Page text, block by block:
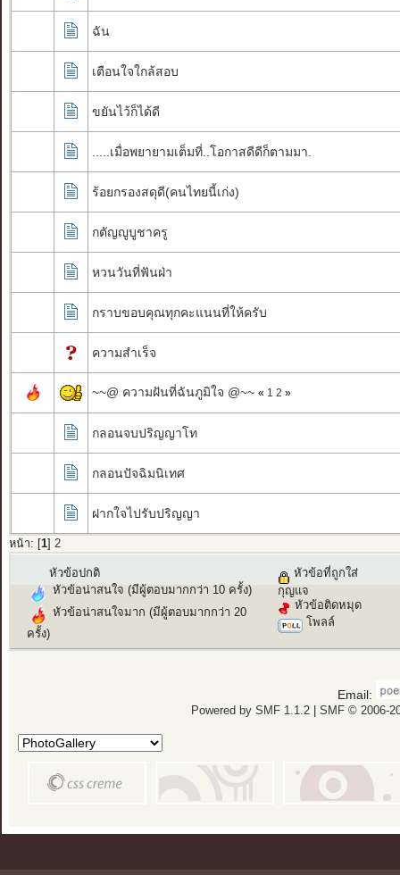
ฉัน
เตือนใจใกล้สอบ
ขยันไว้ก็ได้ดี
.....เมื่อพยายามเต็มที่..โอกาสดีดีก็ตามมา.
ร้อยกรองสดุดี(คนไทยนี้เก่ง)
กตัญญูบูชาครู
หวนวันที่ฟันฝ่า
กราบขอบคุณทุกคะแนนที่ให้ครับ
ความสำเร็จ
~~@ ความฝันที่ฉันภูมิใจ @~~ « 1 2 »
กลอนจบปริญญาโท
กลอนปัจฉิมนิเทศ
ฝากใจไปรับปริญญา
หน้า: [ 1] 2
หัวข้อปกติ
หัวข้อน่าสนใจ (มีผู้ตอบมากกว่า 10 ครั้ง)
หัวข้อน่าสนใจมาก (มีผู้ตอบมากกว่า 20
ครั้ง)
หัวข้อที่ถูกใส่
กุญแจ
หัวข้อติดหมุด
โพลล์
Email:
Powered by SMF 1.1.2| SMF © 2006-